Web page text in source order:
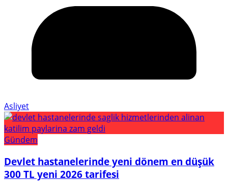
Asliyet
Gündem
Devlet hastanelerinde yeni dönem en düşük
300 TL yeni 2026 tarifesi